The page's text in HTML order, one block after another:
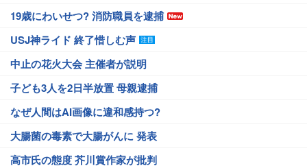
19歳にわいせつ? 消防職員を逮捕
USJ神ライド 終了惜しむ声
中止の花火大会 主催者が説明
子ども3人を2日半放置 母親逮捕
なぜ人間はAI画像に違和感持つ?
大腸菌の毒素で大腸がんに 発表
高市氏の態度 芥川賞作家が批判